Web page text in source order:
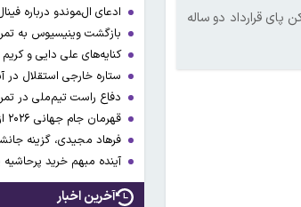
پای قرارداد دو ساله
ادعای ال‌‍موندو درباره فینال جام جهانی
بازگشت وینیسیوس به
کنایه‌های علی دایی و کریم
ستاره خارجی استقلال در
دفاع راست تیم‌ملی در
قهرمان جام جهانی ۲۰۲۶ از نگاه هوش مصنوعی / آرژانتین یا اسپانیا؟
فرهاد مجیدی، گزینه
آینده مبهم خرید
آخرین اخبار